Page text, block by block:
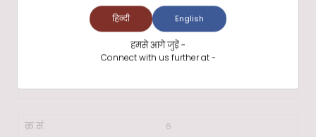
31.01.2023 तक एमओईएफसीसी, नई दिल्ली से
आईसीएफआरई को प्राप्त अनुदानों की स्थिति
31 Jan 2023
6
हिन्दी English
हमसे आगे जुड़ें -
Connect with us further at -